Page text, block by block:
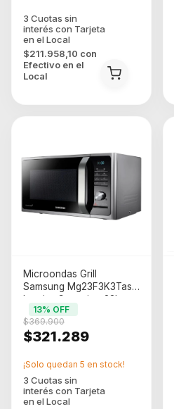
$211.958,10 con
Efectivo en el
Local
Microondas Grill
Samsung Mg23F3K3Tas
Interior Ceramico 23L
$321.289
$369.900
13% OFF
¡Solo quedan 5 en stock!